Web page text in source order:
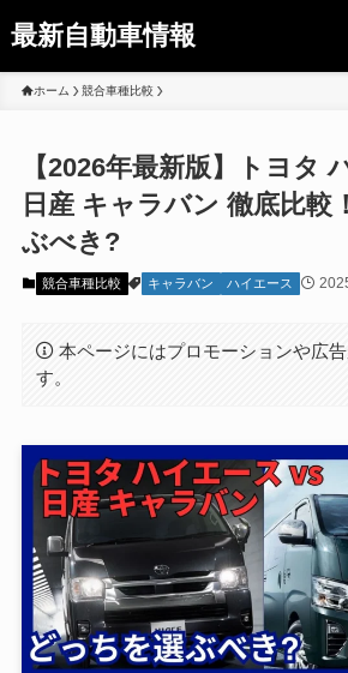
最新自動車情報
ホーム 競合車種比較
【2026年最新版】トヨタ
日産 キャラバン 徹底比較
ぶべき?
競合車種比較 キャラバン ハイエース
本ページにはプロモーションや広
す。